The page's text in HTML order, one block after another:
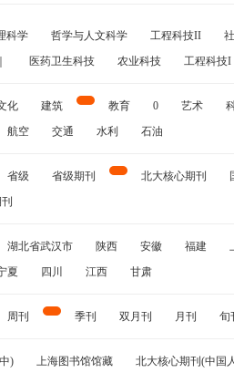
科学 哲学与人文科学 工程科技II
医药卫生科技 农业科技 工程科技I
化 建筑 教育 0 艺术
航空 交通 水利 石油
省级 省级期刊 北大核心期刊
湖北省武汉市 陕西 安徽 福建
夏 四川 江西 甘肃
周刊 季刊 双月刊 月刊 旬
) 上海图书馆馆藏 北大核心期刊(中国